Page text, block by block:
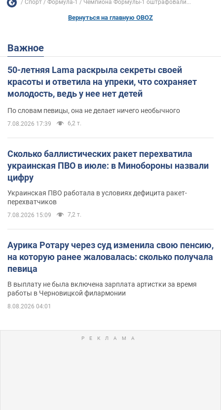
Спорт Формула-1 Чемпиона Формулы-1 оштрафовали...
Вернуться на главную OBOZ
Важное
50-летняя Lama раскрыла секреты своей
красоты и ответила на упреки, что сохраняет
молодость, ведь у нее нет детей
По словам певицы, она не делает ничего необычного
7.08.2026 17:39 6,2 т.
Сколько баллистических ракет перехватила
украинская ПВО в июле: в Минобороны назвали
цифру
Украинская ПВО работала в условиях дефицита ракет-
перехватчиков
7.08.2026 15:09 7,2 т.
Аурика Ротару через суд изменила свою пенсию,
на которую ранее жаловалась: сколько получала
певица
В выплату не была включена зарплата артистки за время
работы в Черновицкой филармонии
8.08.2026 04:01